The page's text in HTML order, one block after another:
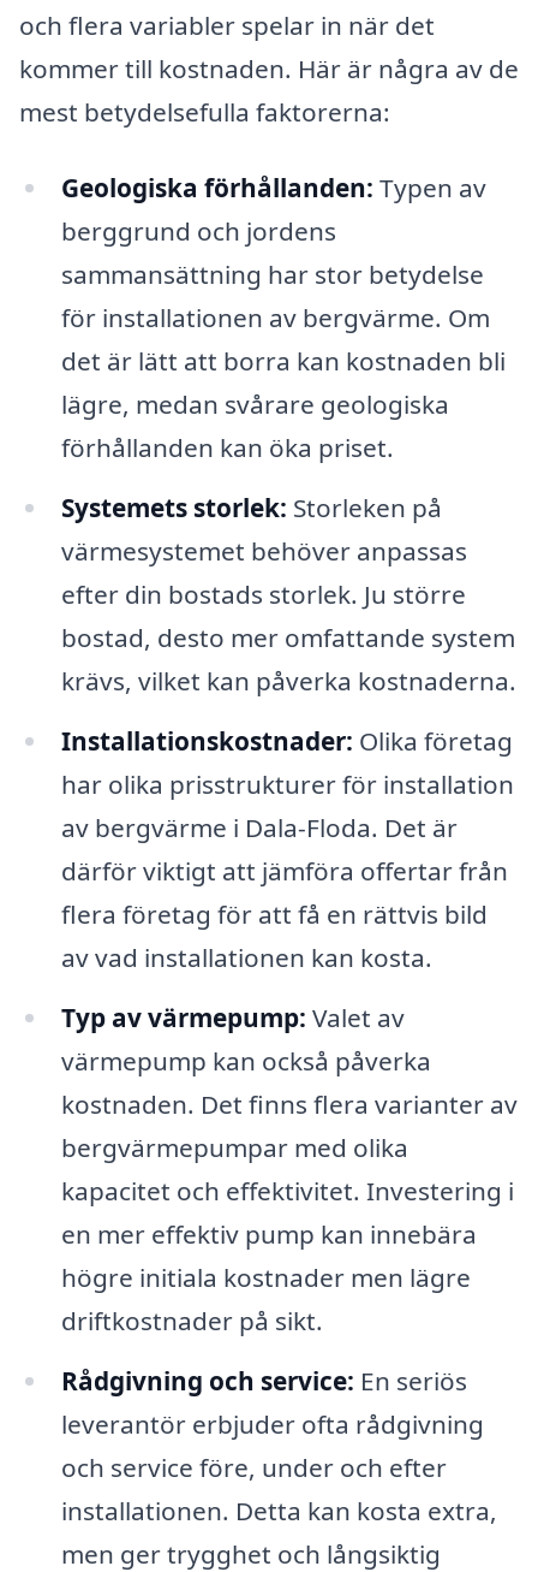
och flera variabler spelar in när det
kommer till kostnaden. Här är några av de
mest betydelsefulla faktorerna:
Geologiska förhållanden: Typen av
berggrund och jordens
sammansättning har stor betydelse
för installationen av bergvärme. Om
det är lätt att borra kan kostnaden bli
lägre, medan svårare geologiska
förhållanden kan öka priset.
Systemets storlek: Storleken på
värmesystemet behöver anpassas
efter din bostads storlek. Ju större
bostad, desto mer omfattande system
krävs, vilket kan påverka kostnaderna.
Installationskostnader: Olika företag
har olika prisstrukturer för installation
av bergvärme i Dala-Floda. Det är
därför viktigt att jämföra offertar från
flera företag för att få en rättvis bild
av vad installationen kan kosta.
Typ av värmepump: Valet av
värmepump kan också påverka
kostnaden. Det finns flera varianter av
bergvärmepumpar med olika
kapacitet och effektivitet. Investering i
en mer effektiv pump kan innebära
högre initiala kostnader men lägre
driftkostnader på sikt.
Rådgivning och service: En seriös
leverantör erbjuder ofta rådgivning
och service före, under och efter
installationen. Detta kan kosta extra,
men ger trygghet och långsiktig